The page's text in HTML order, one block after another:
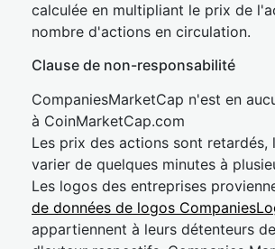
calculée en multipliant le prix de
nombre d'actions en circulation.
Clause de non-responsabilité
CompaniesMarketCap n'est en
à CoinMarketCap.com
Les prix des actions sont retardés,
varier de quelques minutes à
Les logos des entreprises
de données de logos
appartiennent à leurs détenteurs